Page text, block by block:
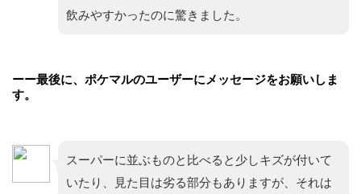
飲みやすかったのに驚きました。
ーー最後に、ポケマルのユーザーにメッセージをお願いしま
す。
スーパーに並ぶものと比べると少しキズが付いて
いたり、見た目は劣る部分もありますが、それは